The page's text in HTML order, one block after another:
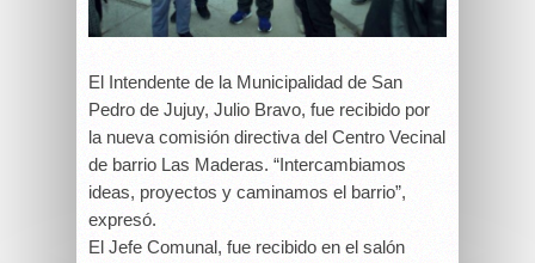
El Intendente de la Municipalidad de San
Pedro de Jujuy, Julio Bravo, fue recibido por
la nueva comisión directiva del Centro Vecinal
de barrio Las Maderas. “Intercambiamos
ideas, proyectos y caminamos el barrio”,
expresó.
El Jefe Comunal, fue recibido en el salón